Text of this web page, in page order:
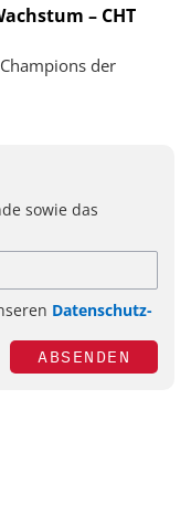
– CHT
der
sowie das
Datenschutz-
ABSENDEN